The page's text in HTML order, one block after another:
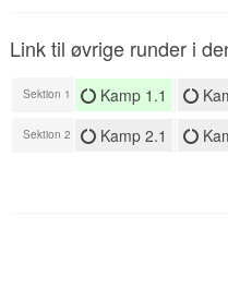
Link til øvrige runder i
Sektion 1 Kamp 1.1
Sektion 2 Kamp 2.1